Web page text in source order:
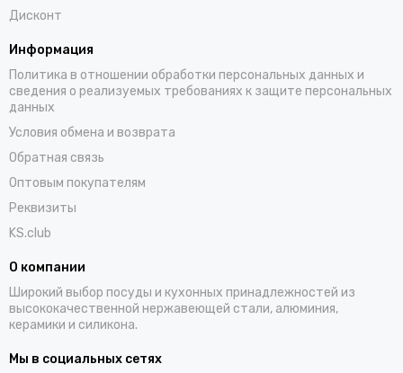
Дисконт
Информация
Политика в отношении обработки персональных данных и
сведения о реализуемых требованиях к защите персональных
данных
Условия обмена и возврата
Обратная связь
Оптовым покупателям
Реквизиты
KS.club
О компании
Широкий выбор посуды и кухонных принадлежностей из
высококачественной нержавеющей стали, алюминия,
керамики и силикона.
Мы в социальных сетях